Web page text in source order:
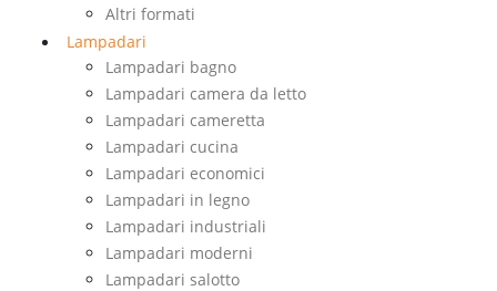
Altri formati
Lampadari
Lampadari bagno
Lampadari camera da letto
Lampadari cameretta
Lampadari cucina
Lampadari economici
Lampadari in legno
Lampadari industriali
Lampadari moderni
Lampadari salotto